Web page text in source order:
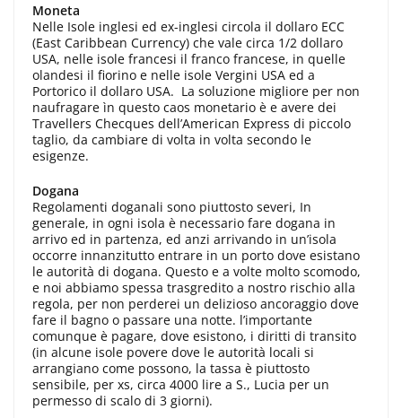
Moneta
Nelle Isole inglesi ed ex-inglesi circo­la il dollaro ECC
(East Caribbean Cur­rency) che vale circa 1/2 dollaro
USA, nelle isole francesi il franco francese, in quelle
olandesi il fiorino e nelle isole Vergini USA ed a
Portorico il dollaro USA. La soluzione migliore per non
naufragare ìn questo caos monetario è e avere dei
Travellers Checques dell’American Express di piccolo
taglio, da cambiare di volta in volta secondo le
esigenze.
Dogana
Regolamenti doganali sono piuttosto severi, In
generale, in ogni isola è ne­cessario fare dogana in
arrivo ed in parten­za, ed anzi arrivando in un’isola
occorre innanzitutto entrare in un porto dove esistano
le autorità di dogana. Questo e a volte molto scomodo,
e noi abbiamo spessa trasgredito a nostro rischio alla
regola, per non perderei un delizioso an­coraggio dove
fare il bagno o passare una notte. l’importante
comunque è pagare, dove esistono, i diritti di transito
(in alcune isole povere dove le autorità locali si
arrangiano come possono, la tassa è piuttosto
sensibile, per xs, circa 4000 lire a S., Lucia per un
permesso di scalo di 3 giorni).